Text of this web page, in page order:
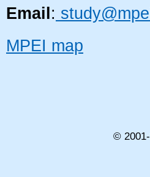
Email :
MPEI map
© 2001-